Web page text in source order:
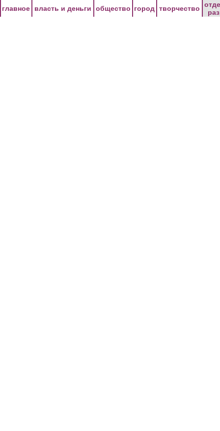
главное власть и деньги общество город творчество